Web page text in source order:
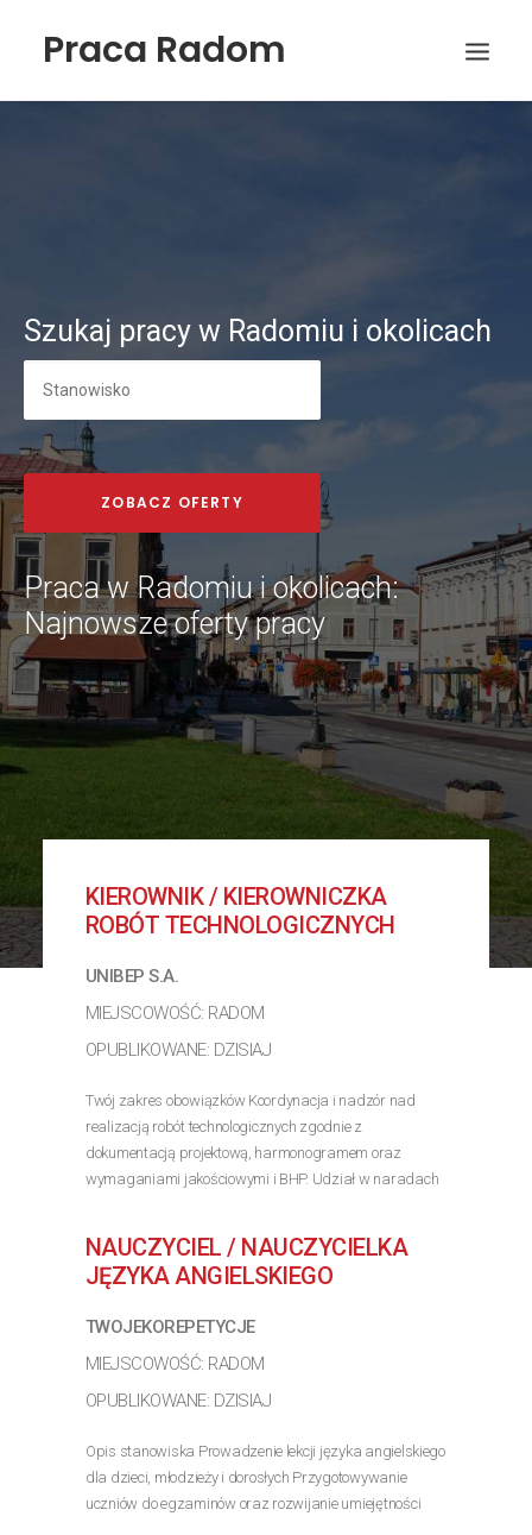
Praca Radom
Szukaj pracy w Radomiu i okolicach
Praca w Radomiu i okolicach:
Najnowsze oferty pracy
KIEROWNIK / KIEROWNICZKA
ROBÓT TECHNOLOGICZNYCH
UNIBEP S.A.
MIEJSCOWOŚĆ: RADOM
OPUBLIKOWANE: DZISIAJ
Twój zakres obowiązków Koordynacja i nadzór nad
realizacją robót technologicznych zgodnie z
dokumentacją projektową, harmonogramem oraz
wymaganiami jakościowymi i BHP. Udział w naradach
>> Poznaj szczegóły oferty
NAUCZYCIEL / NAUCZYCIELKA
JĘZYKA ANGIELSKIEGO
TWOJEKOREPETYCJE
MIEJSCOWOŚĆ: RADOM
OPUBLIKOWANE: DZISIAJ
Opis stanowiska Prowadzenie lekcji języka angielskiego
dla dzieci, młodzieży i dorosłych Przygotowywanie
uczniów do egzaminów oraz rozwijanie umiejętności